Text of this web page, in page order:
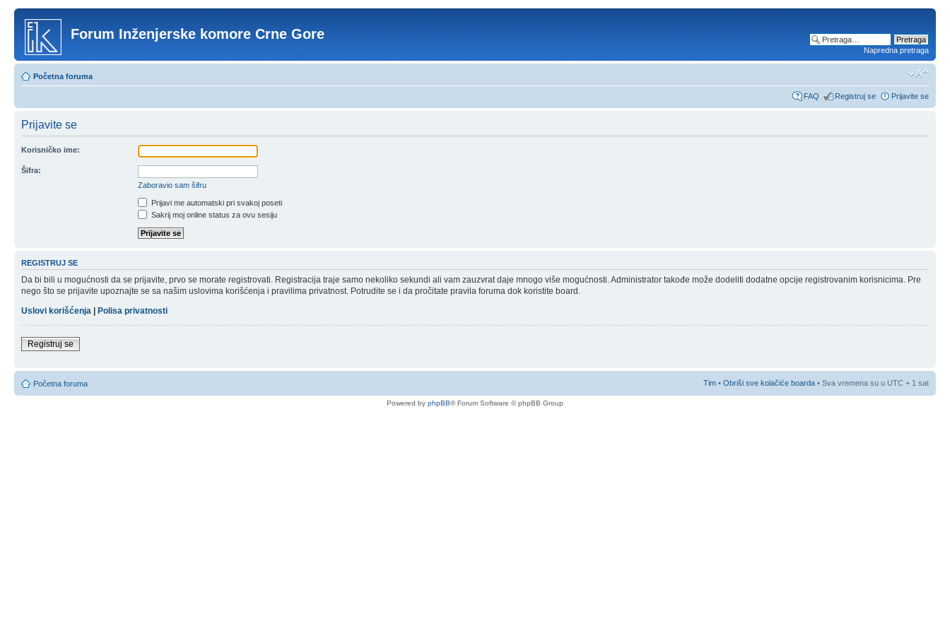
Forum Inženjerske komore Crne Gore
Napredna pretraga
Početna foruma
FAQ Registruj se Prijavite se
Prijavite se
Korisničko ime:
Šifra:
Zaboravio sam šifru
Prijavi me automatski pri svakoj poseti
Sakrij moj online status za ovu sesiju
REGISTRUJ SE
Da bi bili u mogućnosti da se prijavite, prvo se morate registrovati. Registracija traje samo nekoliko sekundi ali vam zauzvrat daje mnogo više mogućnosti. Administrator takođe može dodeliti dodatne opcije registrovanim korisnicima. Pre
nego što se prijavite upoznajte se sa našim uslovima korišćenja i pravilima privatnost. Potrudite se i da pročitate pravila foruma dok koristite board.
Uslovi korišćenja | Polisa privatnosti
Registruj se
Početna foruma Tim • Obriši sve kolačiće boarda • Sva vremena su u UTC + 1 sat
Powered by phpBB® Forum Software © phpBB Group